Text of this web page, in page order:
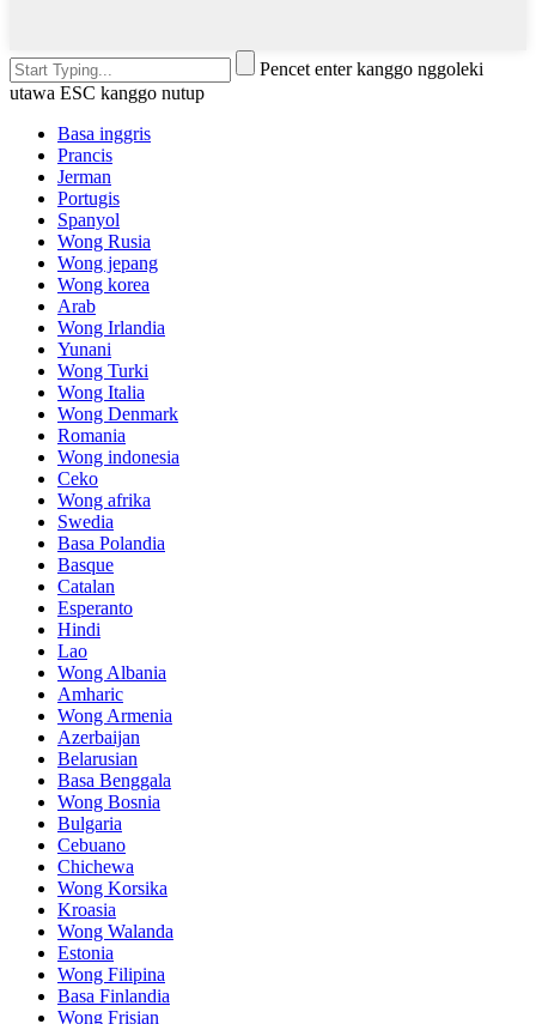
Pencet enter kanggo nggoleki
utawa ESC kanggo nutup
Basa inggris
Prancis
Jerman
Portugis
Spanyol
Wong Rusia
Wong jepang
Wong korea
Arab
Wong Irlandia
Yunani
Wong Turki
Wong Italia
Wong Denmark
Romania
Wong indonesia
Ceko
Wong afrika
Swedia
Basa Polandia
Basque
Catalan
Esperanto
Hindi
Lao
Wong Albania
Amharic
Wong Armenia
Azerbaijan
Belarusian
Basa Benggala
Wong Bosnia
Bulgaria
Cebuano
Chichewa
Wong Korsika
Kroasia
Wong Walanda
Estonia
Wong Filipina
Basa Finlandia
Wong Frisian